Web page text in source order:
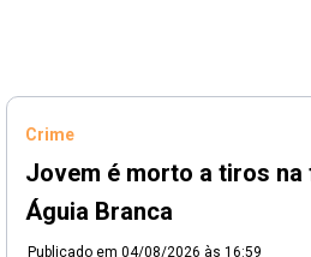
Crime
Jovem é morto a tiros na
Águia Branca
Publicado em 04/08/2026 às 16:59